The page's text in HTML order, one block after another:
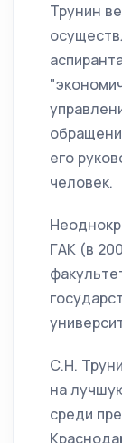
Трунин
его
человек.
ГАК (в
С.Н.
на
среди